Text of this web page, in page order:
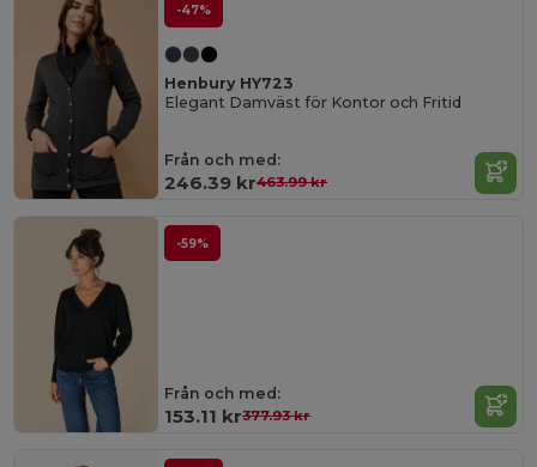
-47%
Henbury HY723
Elegant Damväst för Kontor och Fritid
Från och med:
246.39 kr463.99 kr
-59%
Från och med:
153.11 kr377.93 kr